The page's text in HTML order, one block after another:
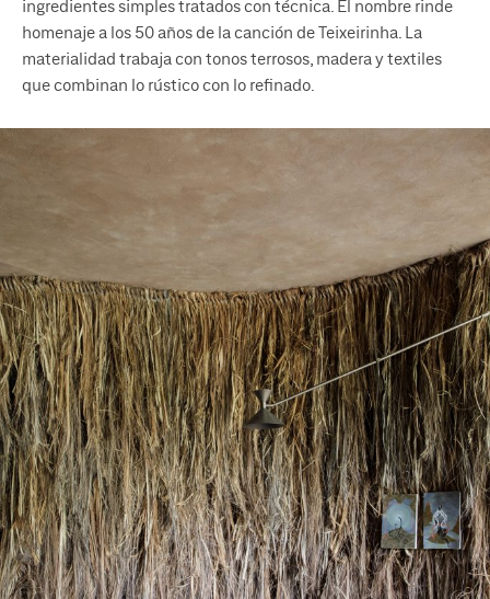
ingredientes simples tratados con técnica. El nombre rinde
homenaje a los 50 años de la canción de Teixeirinha. La
materialidad trabaja con tonos terrosos, madera y textiles
que combinan lo rústico con lo refinado.